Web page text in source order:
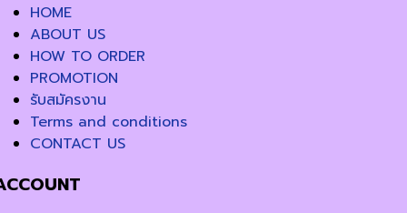
HOME
ABOUT US
HOW TO ORDER
PROMOTION
รับสมัครงาน
Terms and conditions
CONTACT US